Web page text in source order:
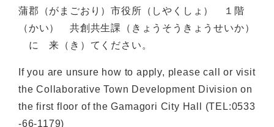
蒲郡（がまごおり）市役所（しやくしょ） １階
（かい） 共創共生課（きょうそうきょうせいか）
に 来（き）てください。
If you are unsure how to apply, please call or visit
the Collaborative Town Development Division on
the first floor of the Gamagori City Hall (TEL:0533
-66-1179)